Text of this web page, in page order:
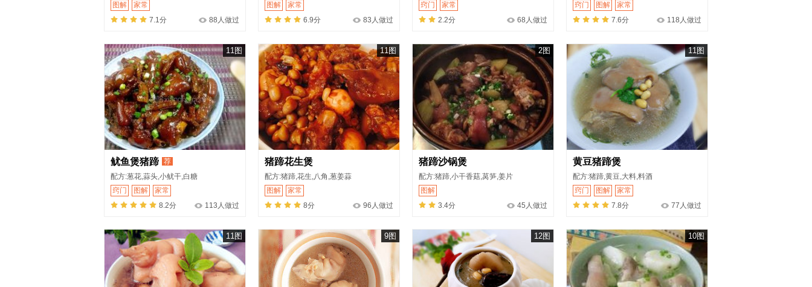
图解
家常
7.1分
88人做过
图解
家常
6.9分
83人做过
窍门
家常
2.2分
68人做过
窍门
图解
家常
7.6分
118人做过
11图
鱿鱼煲猪蹄 荐
配方:葱花,蒜头,小鱿干,白糖
窍门
图解
家常
8.2分
113人做过
11图
猪蹄花生煲
配方:猪蹄,花生,八角,葱姜蒜
图解
家常
8分
96人做过
2图
猪蹄沙锅煲
配方:猪蹄,小干香菇,莴笋,姜片
图解
3.4分
45人做过
11图
黄豆猪蹄煲
配方:猪蹄,黄豆,大料,料酒
窍门
图解
家常
7.8分
77人做过
11图 9图 12图 10图